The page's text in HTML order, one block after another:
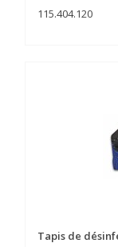
115.404.120
Tapis de